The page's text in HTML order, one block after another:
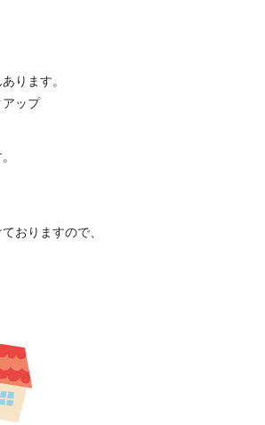
ります。
ップ
おりますので、